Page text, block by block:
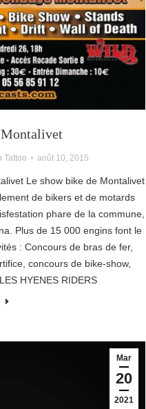
Tattoo août 10, 2015
Le show bike de Montalivet
de bikers et de motards
phare de la commune,
Plus de 15 000 engins font le
: Concours de bras de fer,
concours de bike-show,
HYENES RIDERS
Mar
20
2021